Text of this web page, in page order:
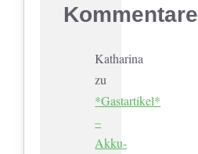
Kommentare
Katharina
zu
*Gastartikel*
–
Akku-